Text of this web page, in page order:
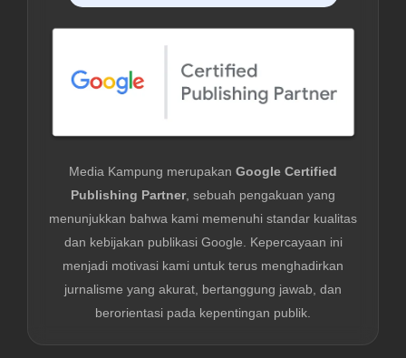
Media Kampung merupakan Google Certified
Publishing Partner, sebuah pengakuan yang
menunjukkan bahwa kami memenuhi standar kualitas
dan kebijakan publikasi Google. Kepercayaan ini
menjadi motivasi kami untuk terus menghadirkan
jurnalisme yang akurat, bertanggung jawab, dan
berorientasi pada kepentingan publik.